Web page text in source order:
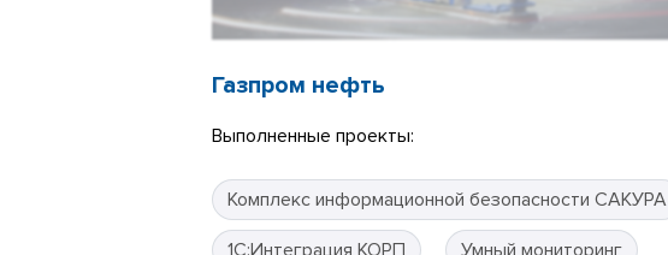
Газпром нефть
Выполненные проекты:
Комплекс информационной безопасности САКУРА
1С:Интеграция КОРП Умный мониторинг